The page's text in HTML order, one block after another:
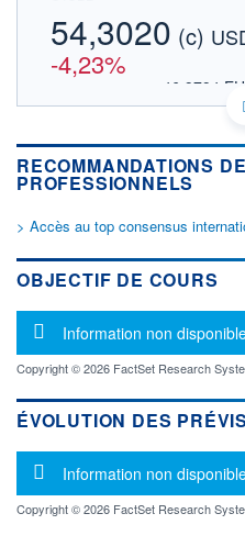
54,3020 (c)
-4,23%
46,9794
DONNÉES TEMPS DIFFÉRÉ
Politique d'exécution
Cotation sur les autres places
OUVERTURE
0,0000
0
VALORISATION
LIMITE À LA
BAISSE
0,0000
ESTIMÉ 2026
-
RECOMMANDATIONS
PROFESSIONNELS
> Accès au top consensus
OBJECTIF DE COURS
Message d'information
Information non
Copyright © 2026 FactSet Research
ÉVOLUTION DES
Message d'information
Information non
Copyright © 2026 FactSet Research